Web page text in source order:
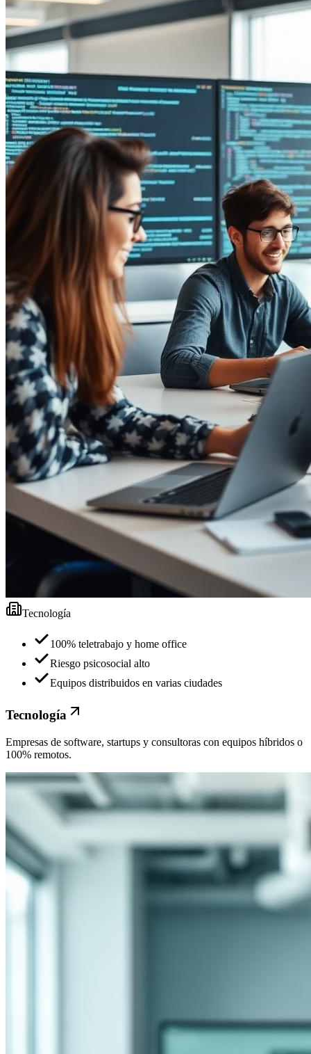
Tecnología
100% teletrabajo y home office
Riesgo psicosocial alto
Equipos distribuidos en varias ciudades
Tecnología
Empresas de software, startups y consultoras con equipos híbridos o
100% remotos.